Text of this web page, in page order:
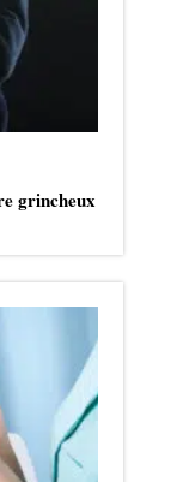
grincheux